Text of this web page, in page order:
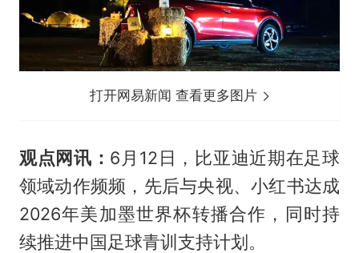
打开网易新闻 查看更多图片
观点网讯： 6月12日，比亚迪近期在足球
领域动作频频，先后与央视、小红书达成
2026年美加墨世界杯转播合作，同时持
续推进中国足球青训支持计划。